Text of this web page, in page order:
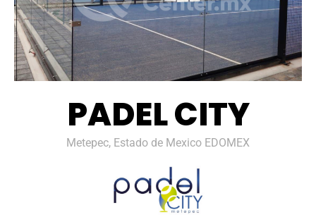
PADEL CITY
Metepec, Estado de Mexico EDOMEX